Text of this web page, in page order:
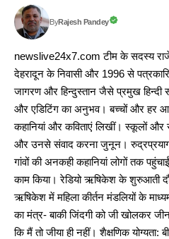
ByRajesh Pandey
newslive24x7.com टीम के सदस्य
देहरादून के निवासी और 1996 से
जागरण और हिन्दुस्तान जैसे प्रमुख हिन्दी
और एडिटिंग का अनुभव। बच्चों और हर
कहानियां और कविताएं लिखीं। स्कूलों और
और उनसे संवाद करना जुनून। रुद्रप्रयाग
गांवों की अनकही कहानियां लोगों तक
काम किया। रेडियो ऋषिकेश के शुरुआती
ऋषिकेश में महिला कीर्तन मंडलियों के
का मंत्र- बाकी जिंदगी को जी खोलकर
कि मैं तो जीया ही नहीं। शैक्षणिक योग्यता: